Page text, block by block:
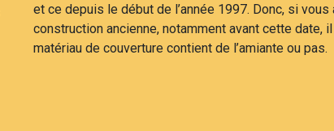
et ce depuis le début de l’année 1997. Donc, si
construction ancienne, notamment avant cette date,
matériau de couverture contient de l’amiante ou pas.